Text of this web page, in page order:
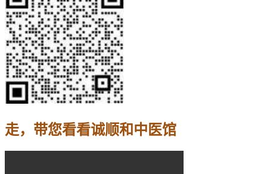
走，带您看看诚顺和中医馆